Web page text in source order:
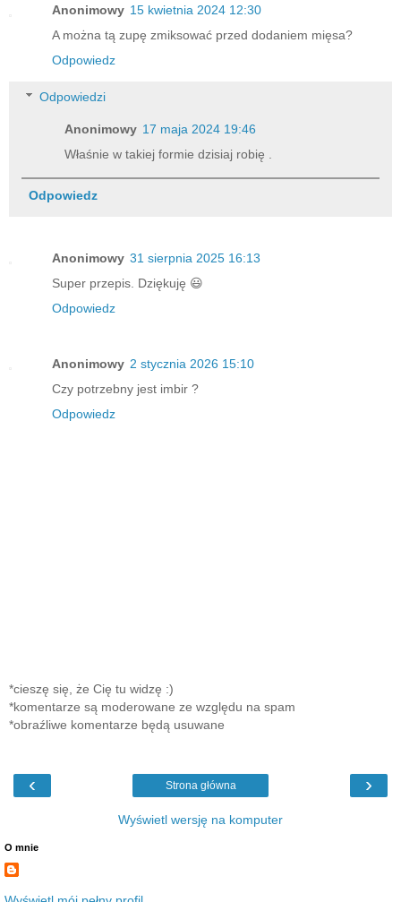
Anonimowy 15 kwietnia 2024 12:30
A można tą zupę zmiksować przed dodaniem mięsa?
Odpowiedz
Odpowiedzi
Anonimowy 17 maja 2024 19:46
Właśnie w takiej formie dzisiaj robię .
Odpowiedz
Anonimowy 31 sierpnia 2025 16:13
Super przepis. Dziękuję 😃
Odpowiedz
Anonimowy 2 stycznia 2026 15:10
Czy potrzebny jest imbir ?
Odpowiedz
*cieszę się, że Cię tu widzę :)
*komentarze są moderowane ze względu na spam
*obraźliwe komentarze będą usuwane
‹ ›
Strona główna
Wyświetl wersję na komputer
O mnie